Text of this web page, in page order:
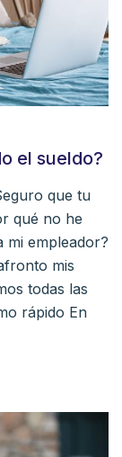
el sueldo?
que tu
qué no he
mi empleador?
mis
todas las
rápido En